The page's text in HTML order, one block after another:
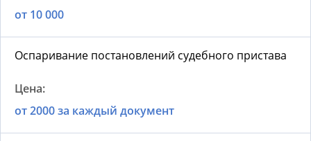
от 10 000
Оспаривание постановлений судебного пристава
от 2000 за каждый документ